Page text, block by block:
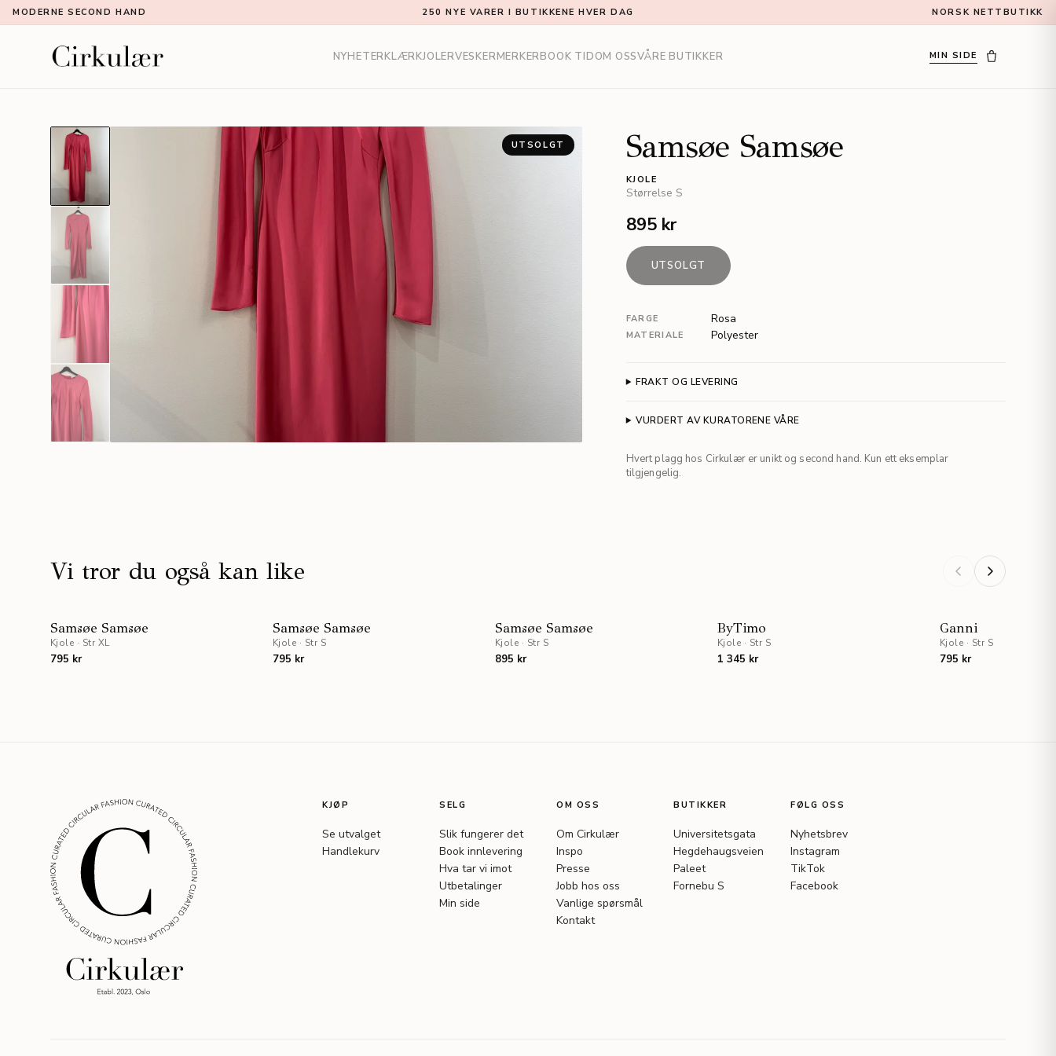
MODERNE SECOND HAND 250 NYE VARER I BUTIKKENE HVER DAG NORSK NETTBUTIKK
NYHETERKLÆRKJOLERVESKERMERKERBOOK TIDOM OSSVÅRE BUTIKKER MIN SIDE
UTSOLGT Samsøe Samsøe
KJOLE
Størrelse S
895 kr
UTSOLGT
FARGE Rosa
MATERIALE Polyester
FRAKT OG LEVERING
VURDERT AV KURATORENE VÅRE
Hvert plagg hos Cirkulær er unikt og second hand. Kun ett eksemplar
tilgjengelig.
Vi tror du også kan like
Samsøe Samsøe
Kjole · Str XL
795 kr
Samsøe Samsøe
Kjole · Str S
795 kr
Samsøe Samsøe
Kjole · Str S
895 kr
ByTimo
Kjole · Str S
1 345 kr
Ganni
Kjole · Str S
795 kr
KJØP
Se utvalget
Handlekurv
SELG
Slik fungerer det
Book innlevering
Hva tar vi imot
Utbetalinger
Min side
OM OSS
Om Cirkulær
Inspo
Presse
Jobb hos oss
Vanlige spørsmål
Kontakt
BUTIKKER
Universitetsgata
Hegdehaugsveien
Paleet
Fornebu S
FØLG OSS
Nyhetsbrev
Instagram
TikTok
Facebook